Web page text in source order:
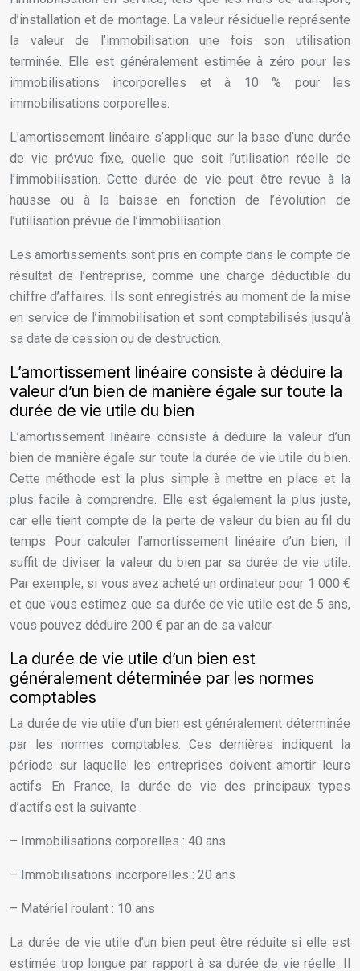
d’installation et de montage. La valeur résiduelle représente
la valeur de l’immobilisation une fois son utilisation
terminée. Elle est généralement estimée à zéro pour les
immobilisations incorporelles et à 10 % pour les
immobilisations corporelles.
L’amortissement linéaire s’applique sur la base d’une durée
de vie prévue fixe, quelle que soit l’utilisation réelle de
l’immobilisation. Cette durée de vie peut être revue à la
hausse ou à la baisse en fonction de l’évolution de
l’utilisation prévue de l’immobilisation.
Les amortissements sont pris en compte dans le compte de
résultat de l’entreprise, comme une charge déductible du
chiffre d’affaires. Ils sont enregistrés au moment de la mise
en service de l’immobilisation et sont comptabilisés jusqu’à
sa date de cession ou de destruction.
L’amortissement linéaire consiste à déduire la
valeur d’un bien de manière égale sur toute la
durée de vie utile du bien
L’amortissement linéaire consiste à déduire la valeur d’un
bien de manière égale sur toute la durée de vie utile du bien.
Cette méthode est la plus simple à mettre en place et la
plus facile à comprendre. Elle est également la plus juste,
car elle tient compte de la perte de valeur du bien au fil du
temps. Pour calculer l’amortissement linéaire d’un bien, il
suffit de diviser la valeur du bien par sa durée de vie utile.
Par exemple, si vous avez acheté un ordinateur pour 1 000 €
et que vous estimez que sa durée de vie utile est de 5 ans,
vous pouvez déduire 200 € par an de sa valeur.
La durée de vie utile d’un bien est
généralement déterminée par les normes
comptables
La durée de vie utile d’un bien est généralement déterminée
par les normes comptables. Ces dernières indiquent la
période sur laquelle les entreprises doivent amortir leurs
actifs. En France, la durée de vie des principaux types
d’actifs est la suivante :
– Immobilisations corporelles : 40 ans
– Immobilisations incorporelles : 20 ans
– Matériel roulant : 10 ans
La durée de vie utile d’un bien peut être réduite si elle est
estimée trop longue par rapport à sa durée de vie réelle. Il